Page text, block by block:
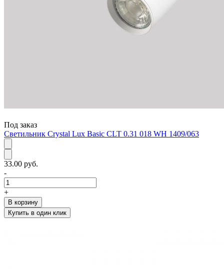
Под заказ
Светильник Crystal Lux Basic CLT 0.31 018 WH 1409/063
33.00 руб.
-
+
В корзину
Купить в один клик